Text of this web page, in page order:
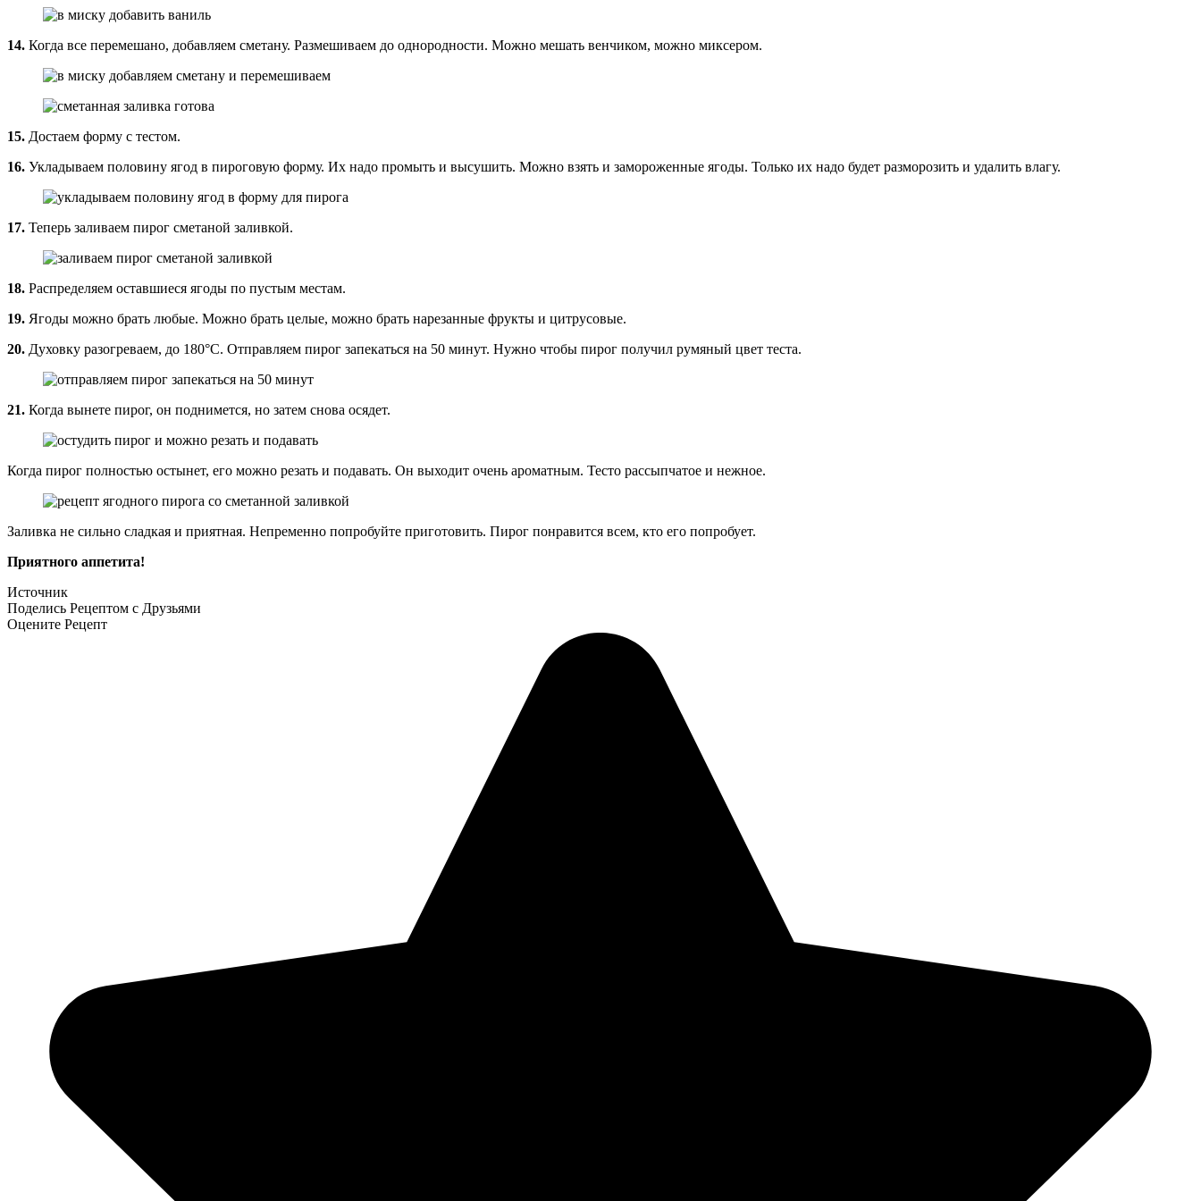
14. Когда все перемешано, добавляем сметану. Размешиваем до однородности. Можно мешать венчиком, можно миксером.
15. Достаем форму с тестом.
16. Укладываем половину ягод в пироговую форму. Их надо промыть и высушить. Можно взять и замороженные ягоды. Только их надо будет разморозить и удалить влагу.
17. Теперь заливаем пирог сметаной заливкой.
18. Распределяем оставшиеся ягоды по пустым местам.
19. Ягоды можно брать любые. Можно брать целые, можно брать нарезанные фрукты и цитрусовые.
20. Духовку разогреваем, до 180°С. Отправляем пирог запекаться на 50 минут. Нужно чтобы пирог получил румяный цвет теста.
21. Когда вынете пирог, он поднимется, но затем снова осядет.
Когда пирог полностью остынет, его можно резать и подавать. Он выходит очень ароматным. Тесто рассыпчатое и нежное.
Заливка не сильно сладкая и приятная. Непременно попробуйте приготовить. Пирог понравится всем, кто его попробует.
Приятного аппетита!
Источник
Поделись Рецептом с Друзьями
Оцените Рецепт